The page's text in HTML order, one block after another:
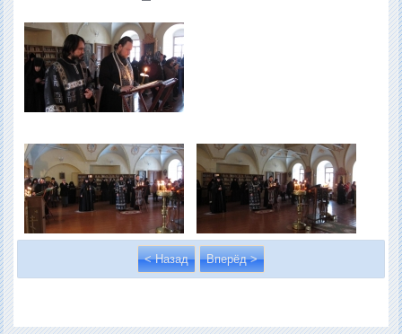
< Назад Вперёд >